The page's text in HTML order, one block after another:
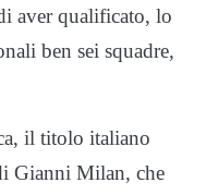
aver qualificato, lo
ben sei squadre,
il titolo italiano
Gianni Milan, che